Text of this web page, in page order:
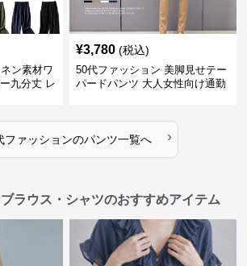
ン素材ワ
九分丈 レ
¥3,780 (税込)
50代ファッション 美脚見せテー
パードパンツ 大人女性向け通勤
ファッションのパンツ一覧へ ›
ラウス・シャツのおすすめアイテム